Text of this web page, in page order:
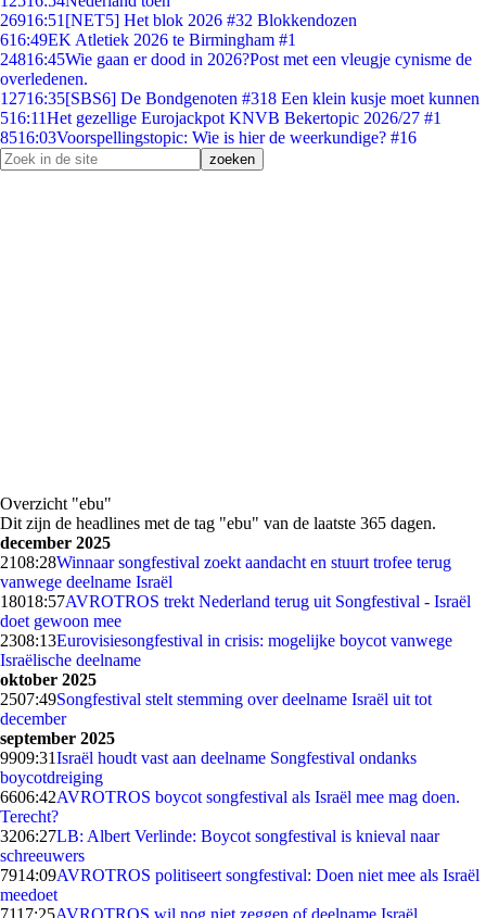
26916:51 [NET5] Het blok 2026 #32 Blokkendozen
616:49EK Atletiek 2026 te Birmingham #1
24816:45Wie gaan er dood in 2026?Post met een vleugje cynisme de
overledenen.
12716:35[SBS6] De Bondgenoten #318 Een klein kusje moet kunnen
516:11Het gezellige Eurojackpot KNVB Bekertopic 2026/27 #1
8516:03Voorspellingstopic: Wie is hier de weerkundige? #16
Overzicht "ebu"
Dit zijn de headlines met de tag "ebu" van de laatste 365 dagen.
december 2025
2108:28Winnaar songfestival zoekt aandacht en stuurt trofee terug
vanwege deelname Israël
18018:57AVROTROS trekt Nederland terug uit Songfestival - Israël
doet gewoon mee
2308:13Eurovisiesongfestival in crisis: mogelijke boycot vanwege
Israëlische deelname
oktober 2025
2507:49Songfestival stelt stemming over deelname Israël uit tot
december
september 2025
9909:31Israël houdt vast aan deelname Songfestival ondanks
boycotdreiging
6606:42AVROTROS boycot songfestival als Israël mee mag doen.
Terecht?
3206:27LB: Albert Verlinde: Boycot songfestival is knieval naar
schreeuwers
7914:09AVROTROS politiseert songfestival: Doen niet mee als Israël
meedoet
7117:25AVROTROS wil nog niet zeggen of deelname Israël